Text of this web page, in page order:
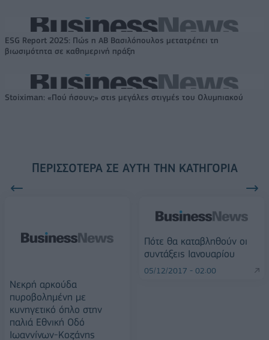
ESG Report 2025: Πώς η ΑΒ Βασιλόπουλος μετατρέπει τη
βιωσιμότητα σε καθημερινή πράξη
Stoiximan: «Πού ήσουν;» στις μεγάλες στιγμές του Ολυμπιακού
ΠΕΡΙΣΣΌΤΕΡΑ ΣΕ ΑΥΤΉ ΤΗΝ ΚΑΤΗΓΟΡΊΑ
Νεκρή αρκούδα
πυροβολημένη με
κυνηγετικό όπλο στην
παλιά Εθνική Οδό
Ιωαννίνων-Κοζάνης
Πότε θα καταβληθούν οι
συντάξεις Ιανουαρίου
05/12/2017 - 02:00